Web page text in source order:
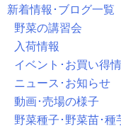
新着情報･ブログ一覧
野菜の講習会
入荷情報
イベント･お買い得
ニュース･お知らせ
動画･売場の様子
野菜種子･野菜苗･種